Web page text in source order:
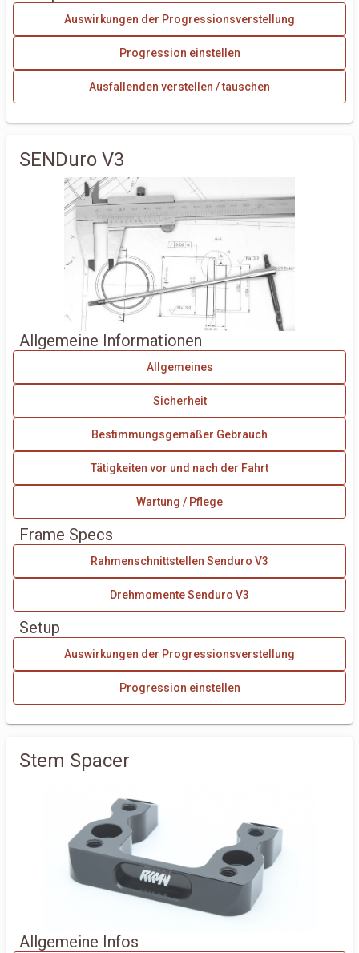
Auswirkungen der Progressionsverstellung
Progression einstellen
Ausfallenden verstellen / tauschen
SENDuro V3
Allgemeine Informationen
Allgemeines
Sicherheit
Bestimmungsgemäßer Gebrauch
Tätigkeiten vor und nach der Fahrt
Wartung / Pflege
Frame Specs
Rahmenschnittstellen Senduro V3
Drehmomente Senduro V3
Setup
Auswirkungen der Progressionsverstellung
Progression einstellen
Stem Spacer
Allgemeine Infos